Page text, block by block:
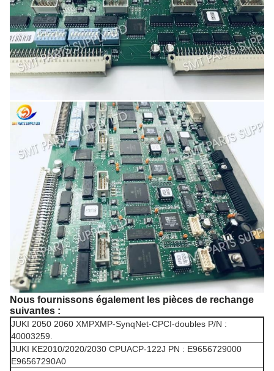
Nous fournissons également les pièces de rechange
suivantes :
JUKI 2050 2060 XMPXMP-SynqNet-CPCI-doubles P/N :
40003259.
JUKI KE2010/2020/2030 CPUACP-122J PN : E9656729000
E96567290A0